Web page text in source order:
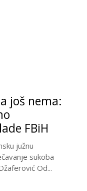
još nema:
FBiH
južnu
sukoba
Od...